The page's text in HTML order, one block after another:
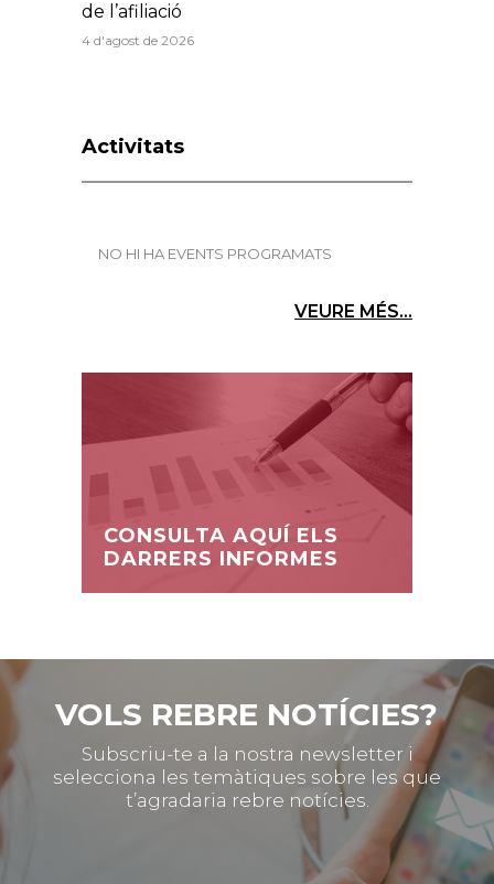
de l’afiliació
4 d'agost de 2026
Activitats
NO HI HA EVENTS PROGRAMATS
VEURE MÉS...
CONSULTA AQUÍ ELS
DARRERS INFORMES
VOLS REBRE NOTÍCIES?
Subscriu-te a la nostra newsletter i
selecciona les temàtiques sobre les que
t’agradaria rebre notícies.